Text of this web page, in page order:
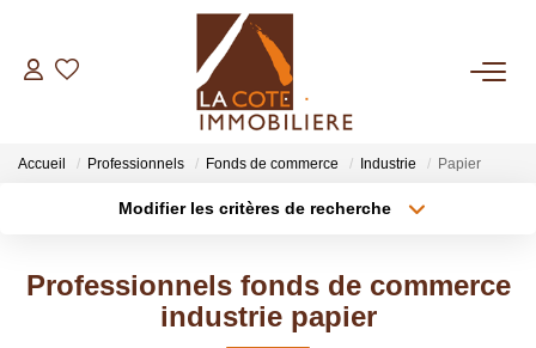
ACHETER
ESTIMER
Accueil Professionnels Fonds de commerce Industrie Papier
Modifier les critères de recherche
Type de bien
Surface min
Professionnels fonds de commerce
industrie papier